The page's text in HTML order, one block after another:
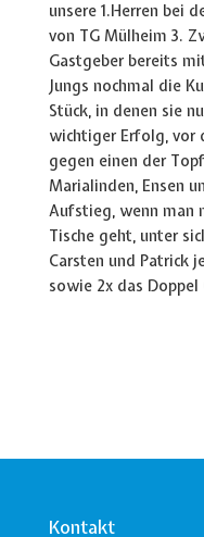
unsere 1.Herren bei
von TG Mülheim 3.
Gastgeber bereits
Jungs nochmal die
Stück, in denen sie
wichtiger Erfolg, vor
gegen einen der
Marialinden, Ensen
Aufstieg, wenn man
Tische geht, unter
Carsten und Patrick
sowie 2x das
Kontakt